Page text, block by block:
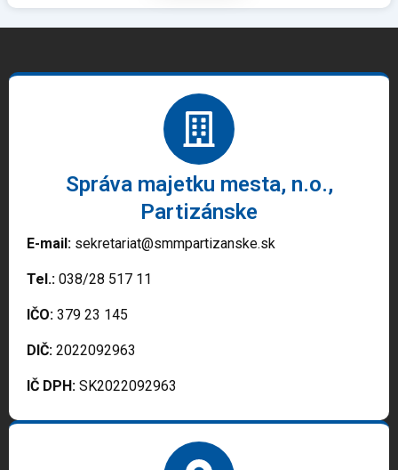
Správa majetku mesta, n.o.,
Partizánske
E-mail: sekretariat@smmpartizanske.sk
Tel.: 038/28 517 11
IČO: 379 23 145
DIČ: 2022092963
IČ DPH: SK2022092963